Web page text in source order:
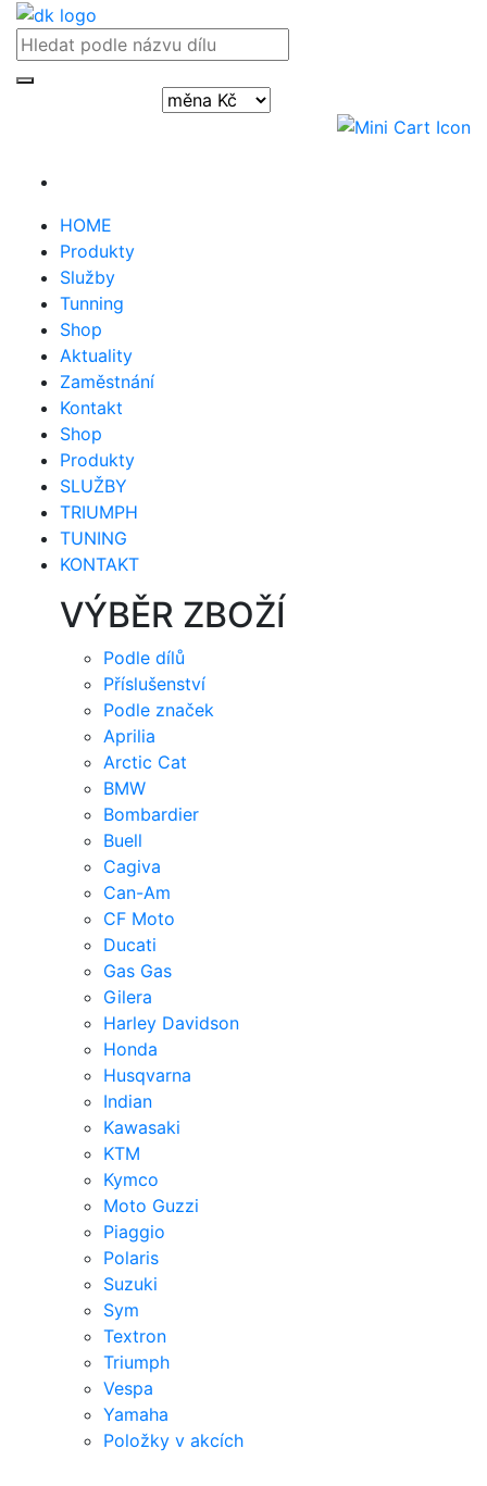
HOME
Produkty
Služby
Tunning
Shop
Aktuality
Zaměstnání
Kontakt
Shop
Produkty
SLUŽBY
TRIUMPH
TUNING
KONTAKT
VÝBĚR ZBOŽÍ
Podle dílů
Příslušenství
Podle značek
Aprilia
Arctic Cat
BMW
Bombardier
Buell
Cagiva
Can-Am
CF Moto
Ducati
Gas Gas
Gilera
Harley Davidson
Honda
Husqvarna
Indian
Kawasaki
KTM
Kymco
Moto Guzzi
Piaggio
Polaris
Suzuki
Sym
Textron
Triumph
Vespa
Yamaha
Položky v akcích